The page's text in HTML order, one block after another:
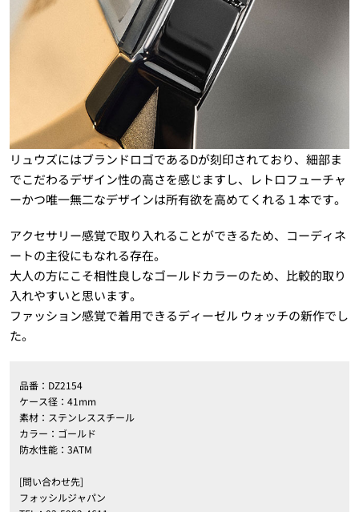
リュウズにはブランドロゴであるDが刻印されており、細部ま
でこだわるデザイン性の高さを感じますし、レトロフューチャ
ーかつ唯一無二なデザインは所有欲を高めてくれる１本です。
アクセサリー感覚で取り入れることができるため、コーディネ
ートの主役にもなれる存在。
大人の方にこそ相性良しなゴールドカラーのため、比較的取り
入れやすいと思います。
ファッション感覚で着用できるディーゼル ウォッチの新作でし
た。
品番：DZ2154
ケース径：41mm
素材：ステンレススチール
カラー：ゴールド
防水性能：3ATM
[問い合わせ先]
フォッシルジャパン